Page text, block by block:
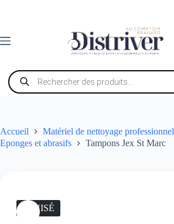
Recherche
de
produits
Accueil
Matériel de nettoyage professionnel
Eponges et abrasifs
Tampons Jex St Marc
ÉPUISÉ